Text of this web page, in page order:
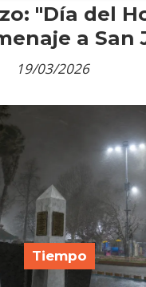
"Día del
a San
19/03/2026
Tiempo